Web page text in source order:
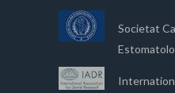
Societat